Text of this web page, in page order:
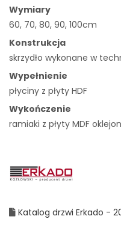
Wymiary
60, 70, 80, 90, 100cm
Konstrukcja
skrzydło wykonane w
Wypełnienie
płyciny z płyty HDF
Wykończenie
ramiaki z płyty MDF
Katalog drzwi Erkado -